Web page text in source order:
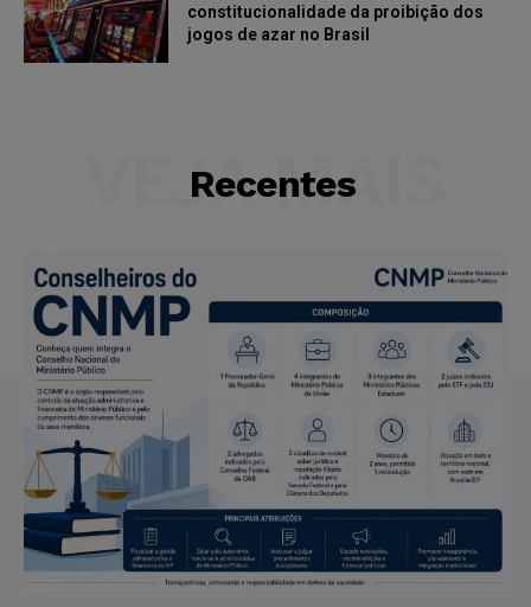
constitucionalidade da proibição dos
jogos de azar no Brasil
Recentes
VEJA MAIS